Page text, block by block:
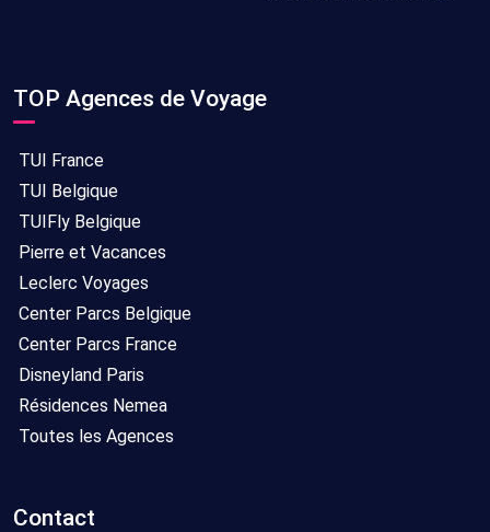
TOP Agences de Voyage
TUI France
TUI Belgique
TUIFly Belgique
Pierre et Vacances
Leclerc Voyages
Center Parcs Belgique
Center Parcs France
Disneyland Paris
Résidences Nemea
Toutes les Agences
Contact